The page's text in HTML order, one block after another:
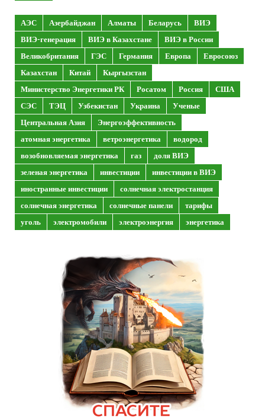
АЭС Азербайджан Алматы Беларусь
ВИЭ
ВИЭ-генерация
ВИЭ в Казахстане
ВИЭ в России
Великобритания
ГЭС Германия Европа
Евросоюз
Казахстан
Китай
Кыргызстан
Министерство Энергетики РК
Росатом Россия
США
СЭС
ТЭЦ Узбекистан Украина
Ученые
Центральная Азия
Энергоэффективность
атомная энергетика
ветроэнергетика
водород
возобновляемая энергетика
газ
доля ВИЭ
зеленая энергетика
инвестиции
инвестиции в ВИЭ
иностранные инвестиции
солнечная электростанция
солнечная энергетика
солнечные панели
тарифы
уголь
электромобили электроэнергия энергетика